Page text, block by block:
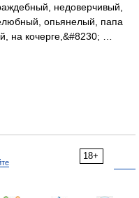
недоверчивый,
опьянелый, папа
на кочерге,&#8230; …
18+